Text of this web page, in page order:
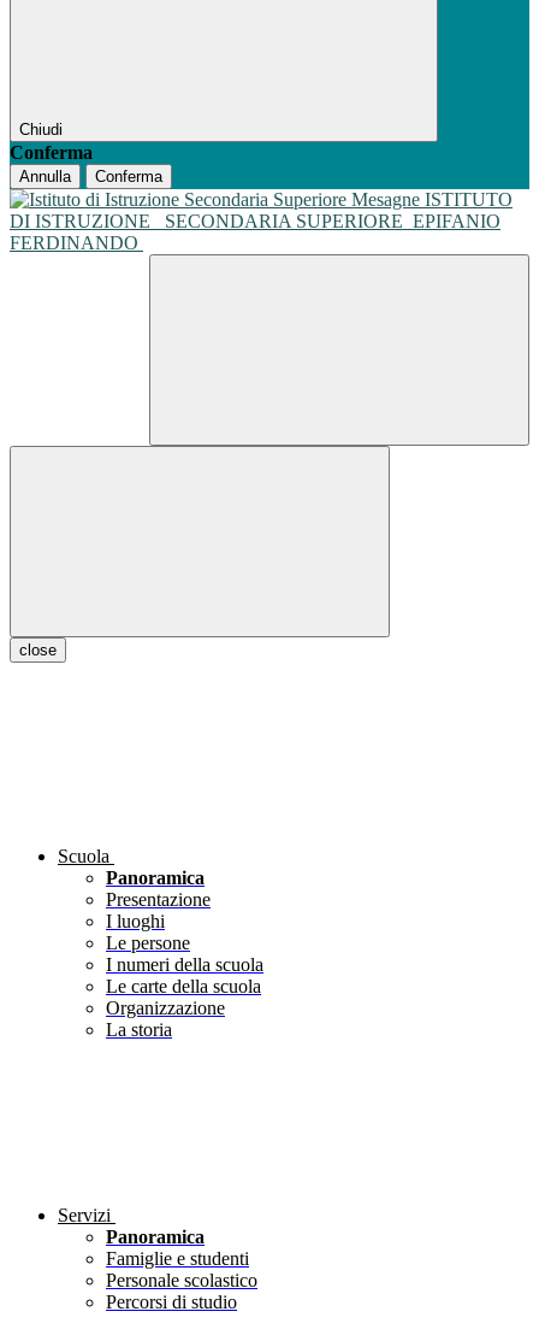
Chiudi
Conferma
Annulla Conferma
ISTITUTO
DI ISTRUZIONE
SECONDARIA SUPERIORE EPIFANIO
FERDINANDO
close
Scuola
Panoramica
Presentazione
I luoghi
Le persone
I numeri della scuola
Le carte della scuola
Organizzazione
La storia
Servizi
Panoramica
Famiglie e studenti
Personale scolastico
Percorsi di studio